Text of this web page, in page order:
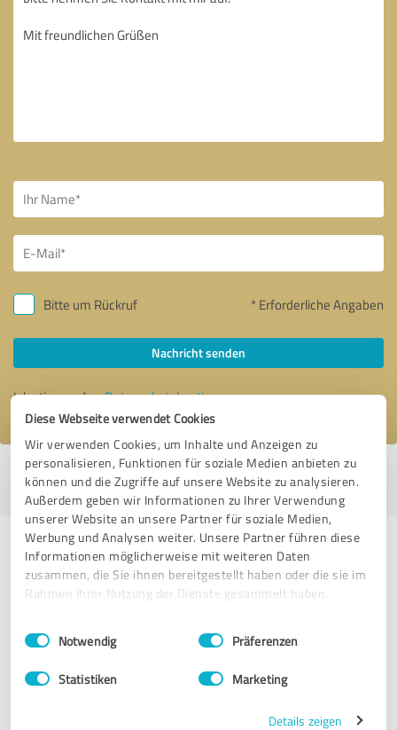
Diese Webseite verwendet Cookies
Wir verwenden Cookies, um Inhalte und Anzeigen zu
personalisieren, Funktionen für soziale Medien anbieten zu
können und die Zugriffe auf unsere Website zu analysieren.
Außerdem geben wir Informationen zu Ihrer Verwendung
unserer Website an unsere Partner für soziale Medien,
Werbung und Analysen weiter. Unsere Partner führen diese
Informationen möglicherweise mit weiteren Daten
zusammen, die Sie ihnen bereitgestellt haben oder die sie im
Rahmen Ihrer Nutzung der Dienste gesammelt haben.
Impressum Datenschutzbestimmungen
Einwilligungsauswahl
Notwendig Präferenzen
Statistiken Marketing
Details zeigen
Bitte um Rückruf * Erforderliche Angaben
Nachricht senden
Ich stimme denDatenschutzbestimmungenzu.
Profil aktiv seit 18.01.2021 | Letzte Aktualisierung: 18.07.2026
melden
Erfahrungen zu weiteren
Anbietern aus dem Bereich
Dienstleistungen
KontraGraffiti